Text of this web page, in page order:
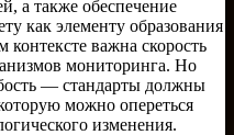
а также обеспечение
как элементу образования
контексте важна скорость
мониторинга. Но
— стандарты должны
можно опереться
изменения.